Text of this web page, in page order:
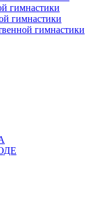
гимнастики
гимнастики
гимнастики